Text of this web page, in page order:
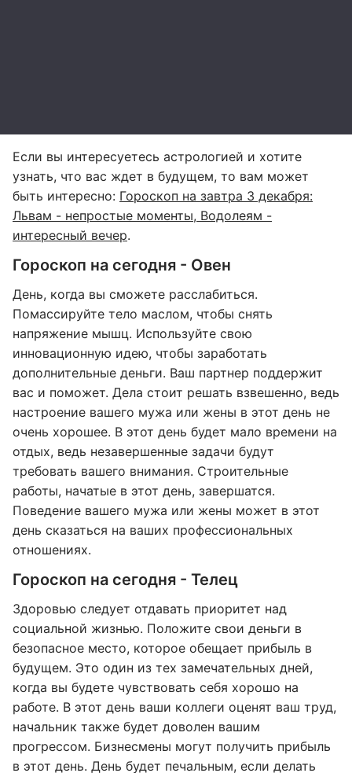
Если вы интересуетесь астрологией и хотите
узнать, что вас ждет в будущем, то вам может
быть интересно: Гороскоп на завтра 3 декабря:
Львам - непростые моменты, Водолеям -
интересный вечер.
Гороскоп на сегодня - Овен
День, когда вы сможете расслабиться.
Помассируйте тело маслом, чтобы снять
напряжение мышц. Используйте свою
инновационную идею, чтобы заработать
дополнительные деньги. Ваш партнер поддержит
вас и поможет. Дела стоит решать взвешенно, ведь
настроение вашего мужа или жены в этот день не
очень хорошее. В этот день будет мало времени на
отдых, ведь незавершенные задачи будут
требовать вашего внимания. Строительные
работы, начатые в этот день, завершатся.
Поведение вашего мужа или жены может в этот
день сказаться на ваших профессиональных
отношениях.
Гороскоп на сегодня - Телец
Здоровью следует отдавать приоритет над
социальной жизнью. Положите свои деньги в
безопасное место, которое обещает прибыль в
будущем. Это один из тех замечательных дней,
когда вы будете чувствовать себя хорошо на
работе. В этот день ваши коллеги оценят ваш труд,
начальник также будет доволен вашим
прогрессом. Бизнесмены могут получить прибыль
в этот день. День будет печальным, если делать